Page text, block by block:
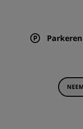
Parkeren